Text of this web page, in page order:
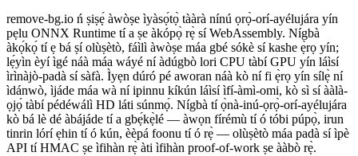
remove-bg.io ń ṣiṣẹ́ àwòṣe ìyàsọ́tọ̀ tààrà nínú ọrọ̀-orí-ayélujára yín
pẹlu ONNX Runtime tí a ṣe àkópọ̀ rẹ̀ sí WebAssembly. Nígbà
àkọ́kọ́ tí ẹ bá ṣí olùṣètò, fáìlì àwòṣe máa gbé sókè sí kashe ẹ̀rọ yín;
lẹ́yìn èyí ìgé náà máa wáyé ní àdúgbò lori CPU tàbí GPU yín láìsí
ìrìnàjò-padà sí sàfà. Ìyẹn dúró pé aworan náà kò ní fi ẹ̀rọ yín sílẹ̀ ní
ìdánwò, ìjáde máa wà ní ipinnu kíkún láìsí ìfí-àmì-omi, kò sì sí ààlà-
ọjọ́ tàbí pédéwálì HD láti súnmọ́. Nígbà tí ọ̀nà-inú-ọrọ̀-orí-ayélujára
kò bá lè dé àbájáde tí a gbẹ́kẹ̀lé — àwọn fírémù tí ó tóbi púpọ̀, irun
tinrin lórí ẹhin tí ó kún, èèpá foonu tí ó rẹ̀ — olùṣètò máa padà sí ìpè
API tí HMAC ṣe ìfihàn rẹ̀ àti ìfihàn proof-of-work ṣe ààbò rẹ̀.